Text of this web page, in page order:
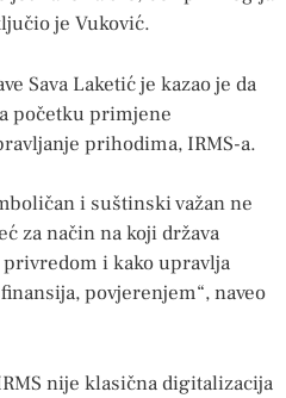
je Vuković.
Sava Laketić je kazao je da
početku primjene
prihodima, IRMS-a.
i suštinski važan ne
za način na koji država
i kako upravlja
povjerenjem“, naveo
nije klasična digitalizacija